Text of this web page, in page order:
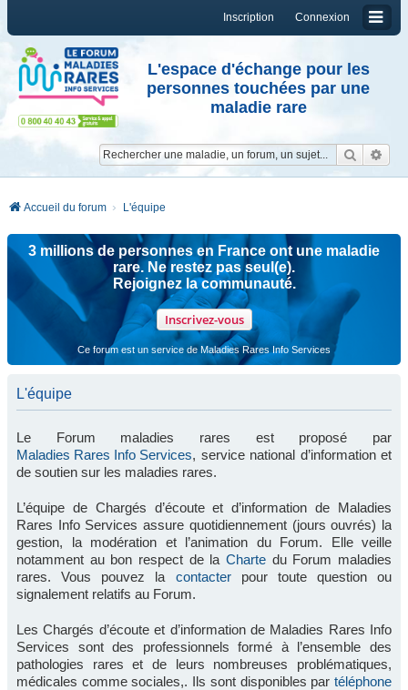
Connexion
Inscription
L'espace d'échange pour les
personnes touchées par une
maladie rare
Accueil du forum L'équipe
3 millions de personnes en France ont une maladie
rare. Ne restez pas seul(e).
Rejoignez la communauté.
Inscrivez-vous
Ce forum est un service de Maladies Rares Info Services
L'équipe
Le Forum maladies rares est proposé par
Maladies Rares Info Services, service national d’information et
de soutien sur les maladies rares.
L’équipe de Chargés d’écoute et d’information de Maladies
Rares Info Services assure quotidiennement (jours ouvrés) la
gestion, la modération et l’animation du Forum. Elle veille
notamment au bon respect de la Charte du Forum maladies
rares. Vous pouvez la contacterpour toute question ou
signalement relatifs au Forum.
Les Chargés d’écoute et d’information de Maladies Rares Info
Services sont des professionnels formé à l’ensemble des
pathologies rares et de leurs nombreuses problématiques,
médicales comme sociales,. Ils sont disponibles par téléphone